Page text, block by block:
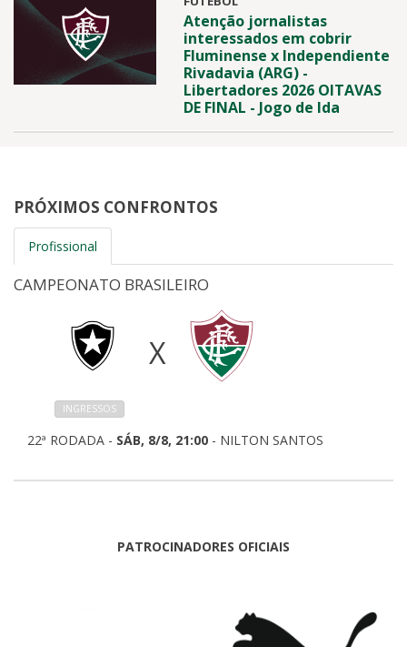
Atenção jornalistas
interessados em cobrir
Fluminense x Independiente
Rivadavia (ARG) -
Libertadores 2026 OITAVAS
DE FINAL - Jogo de Ida
PRÓXIMOS CONFRONTOS
Profissional
CAMPEONATO BRASILEIRO
X
INGRESSOS
22ª RODADA - SÁB, 8/8, 21:00 - NILTON SANTOS
PATROCINADORES OFICIAIS